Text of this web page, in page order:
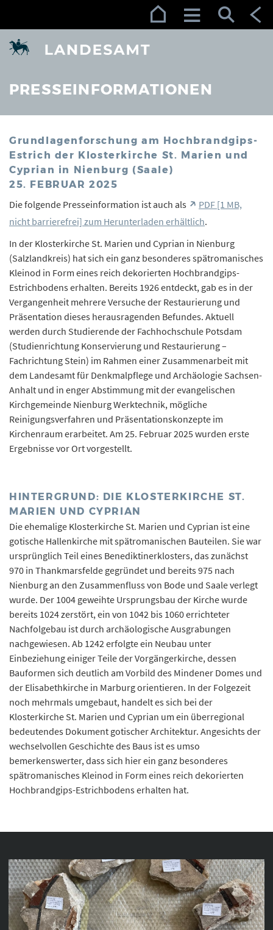
PRESSEINFORMATIONEN
Grundlagenforschung am Hochbrandgips-
Estrich der Klosterkirche St. Marien und
Cyprian in Nienburg (Saale)
25. FEBRUAR 2025
Die folgende Presseinformation ist auch als
PDF [1 MB,
nicht barrierefrei] zum Herunterladen erhältlich.
In der Klosterkirche St. Marien und Cyprian in Nienburg
(Salzlandkreis) hat sich ein ganz besonderes spätromanisches
Kleinod in Form eines reich dekorierten Hochbrandgips-
Estrichbodens erhalten. Bereits 1926 entdeckt, gab es in der
Vergangenheit mehrere Versuche der Restaurierung und
Präsentation dieses herausragenden Befundes. Aktuell
werden durch Studierende der Fachhochschule Potsdam
(Studienrichtung Konservierung und Restaurierung –
Fachrichtung Stein) im Rahmen einer Zusammenarbeit mit
dem Landesamt für Denkmalpflege und Archäologie Sachsen-
Anhalt und in enger Abstimmung mit der evangelischen
Kirchgemeinde Nienburg Werktechnik, mögliche
Reinigungsverfahren und Präsentationskonzepte im
Kirchenraum erarbeitet. Am 25. Februar 2025 wurden erste
Ergebnisse vor Ort vorgestellt.
HINTERGRUND: DIE KLOSTERKIRCHE ST.
MARIEN UND CYPRIAN
Die ehemalige Klosterkirche St. Marien und Cyprian ist eine
gotische Hallenkirche mit spätromanischen Bauteilen. Sie war
ursprünglich Teil eines Benediktinerklosters, das zunächst
970 in Thankmarsfelde gegründet und bereits 975 nach
Nienburg an den Zusammenfluss von Bode und Saale verlegt
wurde. Der 1004 geweihte Ursprungsbau der Kirche wurde
bereits 1024 zerstört, ein von 1042 bis 1060 errichteter
Nachfolgebau ist durch archäologische Ausgrabungen
nachgewiesen. Ab 1242 erfolgte ein Neubau unter
Einbeziehung einiger Teile der Vorgängerkirche, dessen
Bauformen sich deutlich am Vorbild des Mindener Domes und
der Elisabethkirche in Marburg orientieren. In der Folgezeit
noch mehrmals umgebaut, handelt es sich bei der
Klosterkirche St. Marien und Cyprian um ein überregional
bedeutendes Dokument gotischer Architektur. Angesichts der
wechselvollen Geschichte des Baus ist es umso
bemerkenswerter, dass sich hier ein ganz besonderes
spätromanisches Kleinod in Form eines reich dekorierten
Hochbrandgips-Estrichbodens erhalten hat.